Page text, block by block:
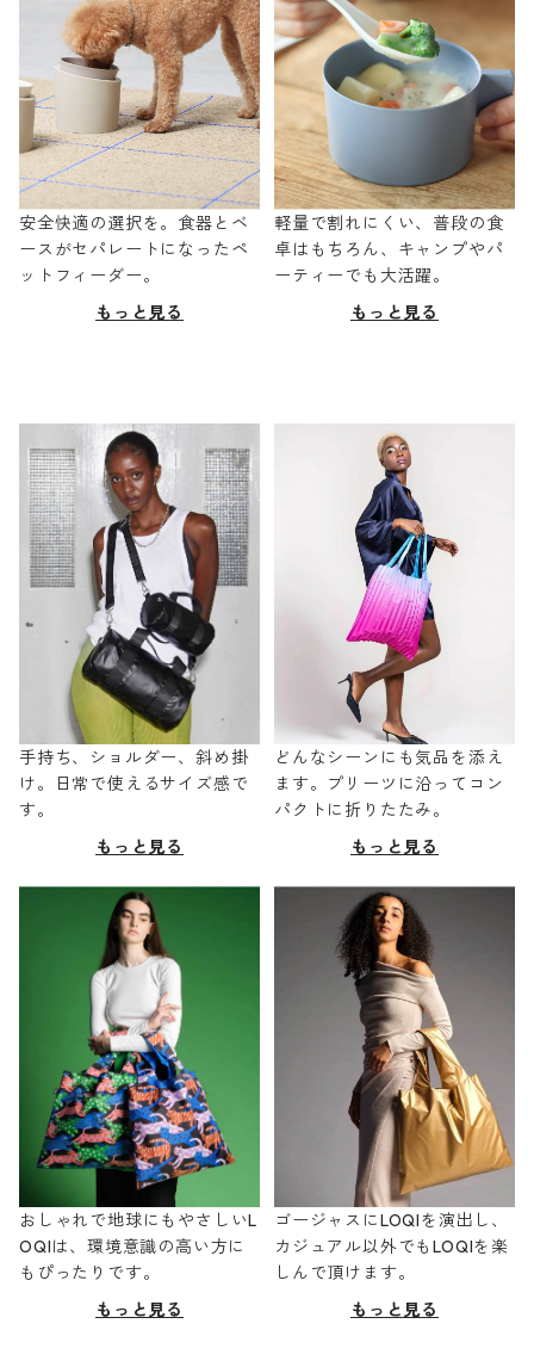
安全快適の選択を。食器とベ
ースがセパレートになったペ
ットフィーダー。
もっと見る
軽量で割れにくい、普段の食
卓はもちろん、キャンプやパ
ーティーでも大活躍。
もっと見る
手持ち、ショルダー、斜め掛
け。日常で使えるサイズ感で
す。
もっと見る
どんなシーンにも気品を添え
ます。プリーツに沿ってコン
パクトに折りたたみ。
もっと見る
おしゃれで地球にもやさしいL
OQIは、環境意識の高い方に
もぴったりです。
もっと見る
ゴージャスにLOQIを演出し、
カジュアル以外でもLOQIを楽
しんで頂けます。
もっと見る